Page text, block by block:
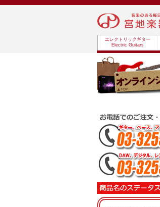
エレクトリックギター
Electric Guitars